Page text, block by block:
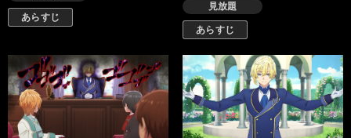
あらすじ
見放題
あらすじ